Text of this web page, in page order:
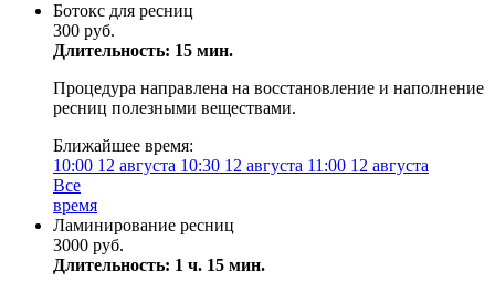
Ботокс для ресниц
300 руб.
Длительность: 15 мин.
Процедура направлена на восстановление и наполнение
ресниц полезными веществами.
Ближайшее время:
10:00 12 августа 10:30 12 августа 11:00 12 августа
Все
время
Ламинирование ресниц
3000 руб.
Длительность: 1 ч. 15 мин.